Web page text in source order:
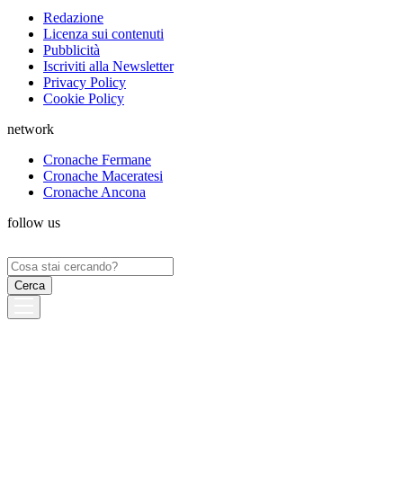
Redazione
Licenza sui contenuti
Pubblicità
Iscriviti alla Newsletter
Privacy Policy
Cookie Policy
network
Cronache Fermane
Cronache Maceratesi
Cronache Ancona
follow us
Ricerca
per: